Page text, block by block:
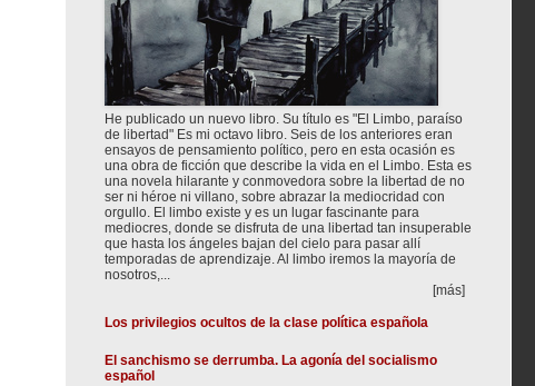
He publicado un nuevo libro. Su título es "El Limbo, paraíso
de libertad" Es mi octavo libro. Seis de los anteriores eran
ensayos de pensamiento político, pero en esta ocasión es
una obra de ficción que describe la vida en el Limbo. Esta es
una novela hilarante y conmovedora sobre la libertad de no
ser ni héroe ni villano, sobre abrazar la mediocridad con
orgullo. El limbo existe y es un lugar fascinante para
mediocres, donde se disfruta de una libertad tan insuperable
que hasta los ángeles bajan del cielo para pasar allí
temporadas de aprendizaje. Al limbo iremos la mayoría de
nosotros,...
[más]
Los privilegios ocultos de la clase política española
El sanchismo se derrumba. La agonía del socialismo
español